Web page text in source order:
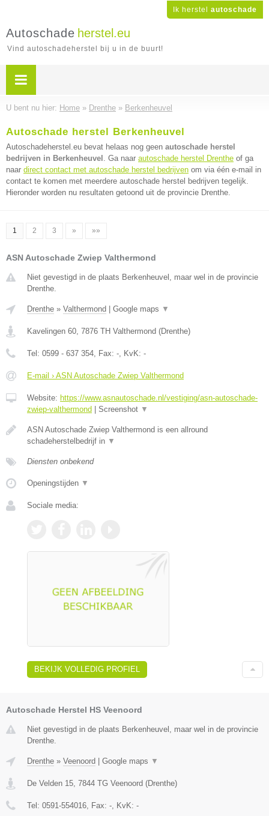
Ik herstel autoschade
Autoschade herstel.eu
Vind autoschadeherstel bij u in de buurt!
U bent nu hier: Home » Drenthe » Berkenheuvel
Autoschade herstel Berkenheuvel
Autoschadeherstel.eu bevat helaas nog geen autoschade herstel
bedrijven in Berkenheuvel . Ga naar autoschade herstel Drenthe of ga
naar direct contact met autoschade herstel bedrijven om via één e-mail in
contact te komen met meerdere autoschade herstel bedrijven tegelijk.
Hieronder worden nu resultaten getoond uit de provincie Drenthe.
1 2 3 » »»
ASN Autoschade Zwiep Valthermond
Niet gevestigd in de plaats Berkenheuvel, maar wel in de provincie
Drenthe.
Drenthe » Valthermond Google maps ▼
Kavelingen 60, 7876 TH Valthermond (Drenthe)
Tel: 0599 - 637 354, Fax: -, KvK: -
E-mail › ASN Autoschade Zwiep Valthermond
Website: https://www.asnautoschade.nl/vestiging/asn-autoschade-
zwiep-valthermond
Screenshot ▼
ASN Autoschade Zwiep Valthermond is een allround
schadeherstelbedrijf in ▼
Diensten onbekend
Openingstijden ▼
Sociale media:
BEKIJK VOLLEDIG PROFIEL
Autoschade Herstel HS Veenoord
Niet gevestigd in de plaats Berkenheuvel, maar wel in de provincie
Drenthe.
Drenthe » Veenoord | Google maps ▼
De Velden 15 7844 TG Veenoord (Drenthe)
Tel: 0591-554016 , Fax: - , KvK: -